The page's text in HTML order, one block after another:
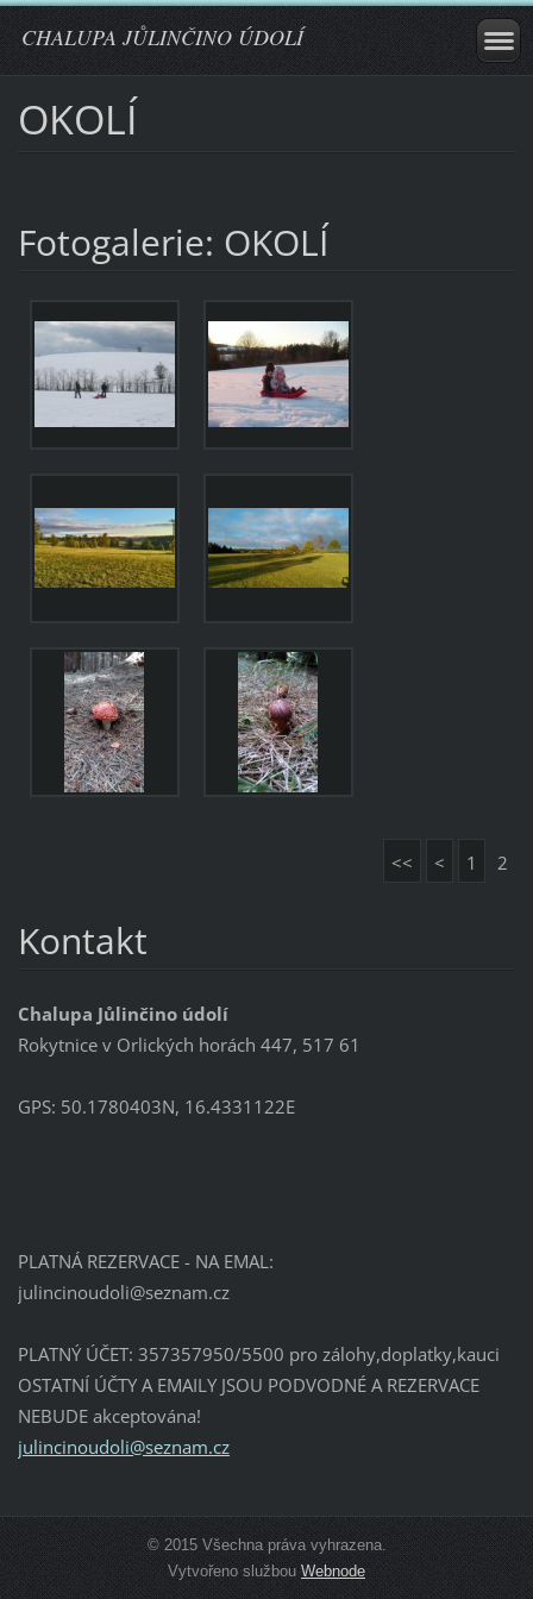
CHALUPA JŮLINČINO ÚDOLÍ
OKOLÍ
Fotogalerie: OKOLÍ
<< < 1 2
Kontakt
Chalupa Jůlinčino údolí
Rokytnice v Orlických horách 447, 517 61
GPS: 50.1780403N, 16.4331122E
PLATNÁ REZERVACE - NA EMAL:
julincinoudoli@seznam.cz
PLATNÝ ÚČET: 357357950/5500 pro zálohy,doplatky,kauci
OSTATNÍ ÚČTY A EMAILY JSOU PODVODNÉ A REZERVACE
NEBUDE akceptována!
julincinoudoli@seznam.cz
© 2015 Všechna práva vyhrazena.
Vytvořeno službouWebnode